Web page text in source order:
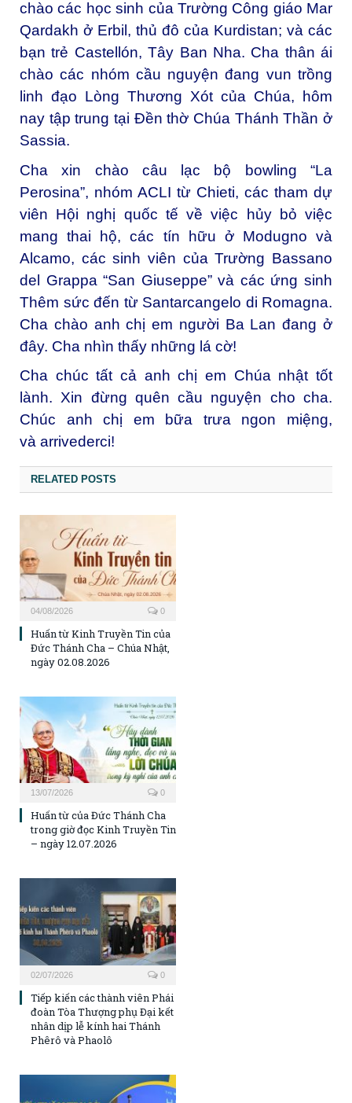
chào các học sinh của Trường Công giáo Mar
Qardakh ở Erbil, thủ đô của Kurdistan; và các
bạn trẻ Castellón, Tây Ban Nha. Cha thân ái
chào các nhóm cầu nguyện đang vun trồng
linh đạo Lòng Thương Xót của Chúa, hôm
nay tập trung tại Đền thờ Chúa Thánh Thần ở
Sassia.
Cha xin chào câu lạc bộ bowling “La
Perosina”, nhóm ACLI từ Chieti, các tham dự
viên Hội nghị quốc tế về việc hủy bỏ việc
mang thai hộ, các tín hữu ở Modugno và
Alcamo, các sinh viên của Trường Bassano
del Grappa “San Giuseppe” và các ứng sinh
Thêm sức đến từ Santarcangelo di Romagna.
Cha chào anh chị em người Ba Lan đang ở
đây. Cha nhìn thấy những lá cờ!
Cha chúc tất cả anh chị em Chúa nhật tốt
lành. Xin đừng quên cầu nguyện cho cha.
Chúc anh chị em bữa trưa ngon miệng,
và arrivederci!
RELATED POSTS
04/08/2026 0
Huấn từ Kinh Truyền Tin của
Đức Thánh Cha – Chúa Nhật,
ngày 02.08.2026
13/07/2026 0
Huấn từ của Đức Thánh Cha
trong giờ đọc Kinh Truyền Tin
– ngày 12.07.2026
02/07/2026 0
Tiếp kiến các thành viên Phái
đoàn Tòa Thượng phụ Đại kết
nhân dịp lễ kính hai Thánh
Phêrô và Phaolô